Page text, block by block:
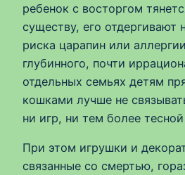
ребенок с восторгом
существу, его отдергивают
риска царапин или
глубинного, почти
отдельных семьях детям
кошками лучше не
ни игр, ни тем более
При этом игрушки и
связанные со смертью,